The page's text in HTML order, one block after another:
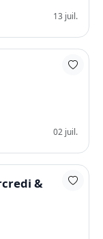
13 juil.
02 juil.
&